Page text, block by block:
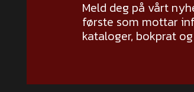
Meld deg på vårt
første som mottar
kataloger, bokprat